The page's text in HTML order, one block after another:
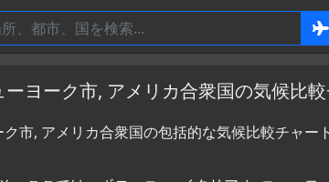
ヨーク市, アメリカ合衆国の気候比較
市, アメリカ合衆国の包括的な気候比較チャー